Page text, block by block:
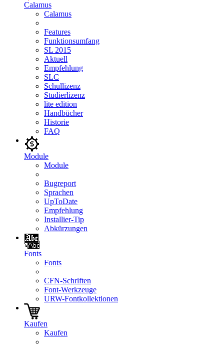
Calamus
Calamus
Features
Funktionsumfang
SL 2015
Aktuell
Empfehlung
SLC
Schullizenz
Studierlizenz
lite edition
Handbücher
Historie
FAQ
Module
Module
Bugreport
Sprachen
UpToDate
Empfehlung
Installier-Tip
Abkürzungen
Fonts
Fonts
CFN-Schriften
Font-Werkzeuge
URW-Fontkollektionen
Kaufen
Kaufen